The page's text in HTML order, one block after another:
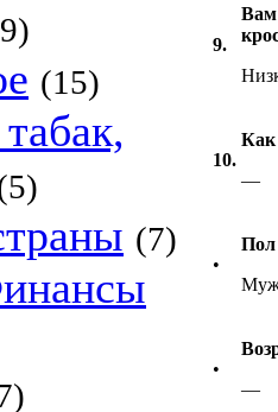
(15)
(7)
9.
Вам
10.
Как
—
•
Пол
•
—